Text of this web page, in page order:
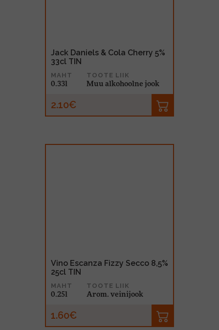
Jack Daniels & Cola Cherry 5%
33cl TIN
MAHT
0.33l
TOOTE LIIK
Muu alkohoolne jook
2.10€
Vino Escanza Fizzy Secco 8,5%
25cl TIN
MAHT
0.25l
TOOTE LIIK
Arom. veinijook
1.60€